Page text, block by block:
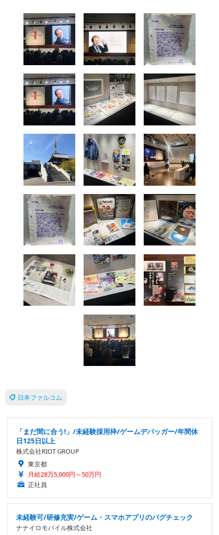
日本ファルコム
「まだ間に合う!」/未経験採用枠/ゲームデバッガー/年間休
日125日以上
株式会社RIOT GROUP
東京都
月給28万5,000円～50万円
正社員
未経験可/研修充実/ゲーム・スマホアプリのバグチェック
ナナイロモバイル株式会社